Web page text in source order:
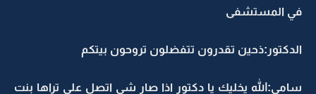
في المستشفى
الدكتور:ذحين تقدرون تتفضلون تروحون بيتكم
سامي:الله يخليك يا دكتور اذا صار شي اتصل علي تراها بنت